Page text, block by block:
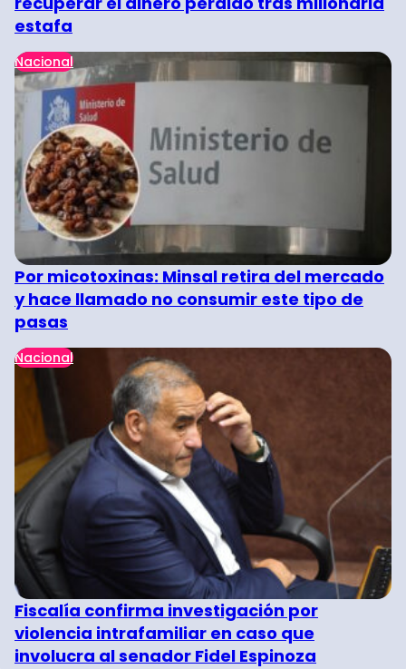
estafa
Nacional
Por micotoxinas: Minsal retira del mercado
y hace llamado no consumir este tipo de
pasas
Nacional
Fiscalía confirma investigación por
violencia intrafamiliar en caso que
involucra al senador Fidel Espinoza